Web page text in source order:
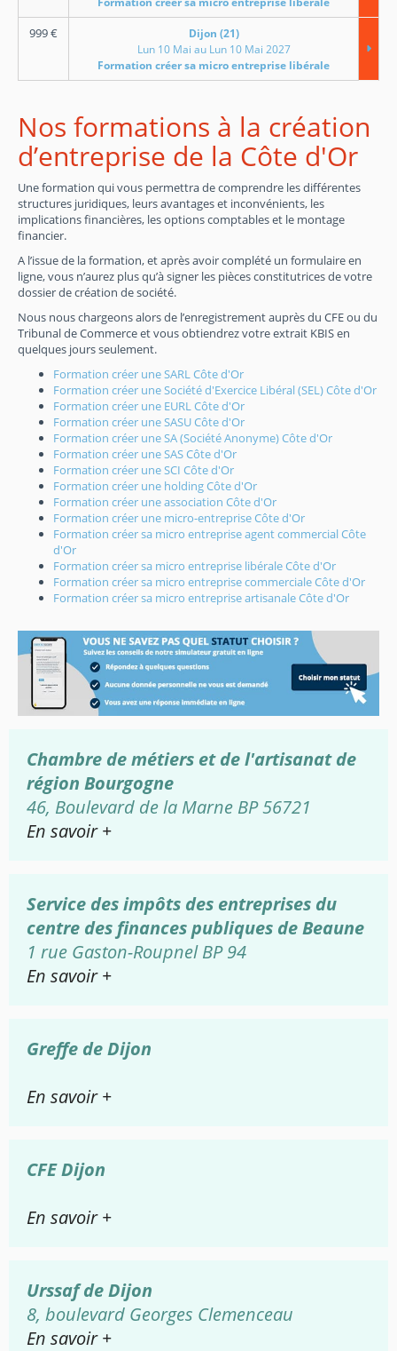
999€
Dijon (21)
Lun 10 Mai au Lun 10 Mai 2027
Formation créer sa micro entreprise libérale
Nos formations à la création
d’entreprise de la Côte d'Or
Une formation qui vous permettra de comprendre les différentes
structures juridiques, leurs avantages et inconvénients, les
implications financières, les options comptables et le montage
financier.
A l’issue de la formation, et après avoir complété un formulaire en
ligne, vous n’aurez plus qu’à signer les pièces constitutrices de votre
dossier de création de société.
Nous nous chargeons alors de l’enregistrement auprès du CFE ou du
Tribunal de Commerce et vous obtiendrez votre extrait KBIS en
quelques jours seulement.
Formation créer une SARL Côte d'Or
Formation créer une Société d'Exercice Libéral (SEL) Côte d'Or
Formation créer une EURL Côte d'Or
Formation créer une SASU Côte d'Or
Formation créer une SA (Société Anonyme) Côte d'Or
Formation créer une SAS Côte d'Or
Formation créer une SCI Côte d'Or
Formation créer une holding Côte d'Or
Formation créer une association Côte d'Or
Formation créer une micro-entreprise Côte d'Or
Formation créer sa micro entreprise agent commercial Côte
d'Or
Formation créer sa micro entreprise libérale Côte d'Or
Formation créer sa micro entreprise commerciale Côte d'Or
Formation créer sa micro entreprise artisanale Côte d'Or
Chambre de métiers et de l'artisanat de
région Bourgogne
46, Boulevard de la Marne BP 56721
En savoir +
Service des impôts des entreprises du
centre des finances publiques de Beaune
1 rue Gaston-Roupnel BP 94
En savoir +
Greffe de Dijon
En savoir +
CFE Dijon
En savoir +
Urssaf de Dijon
8, boulevard Georges Clemenceau
En savoir +